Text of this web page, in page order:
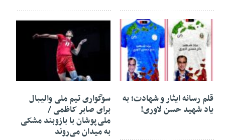
۱۹ آبان ۱۴۰۴
قلم رسانه ایثار و شهادت؛ به
یاد شهید حسن لاوری!
سوگواری تیم ملی والیبال
برای صابر کاظمی /
ملی‌پوشان با بازوبند مشکی
به میدان می‌روند